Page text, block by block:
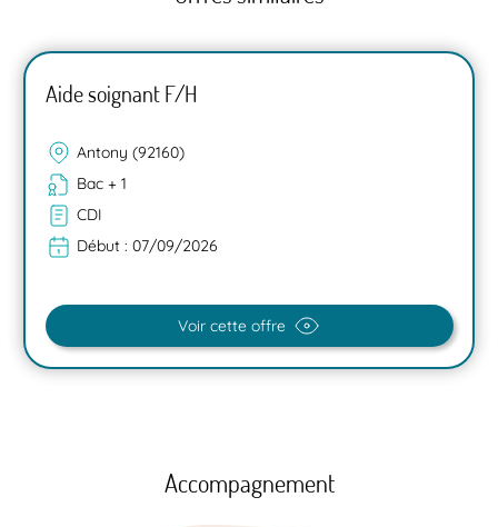
Aide soignant F/H
Antony (92160)
Bac + 1
CDI
Début : 07/09/2026
Voir cette offre
Accompagnement